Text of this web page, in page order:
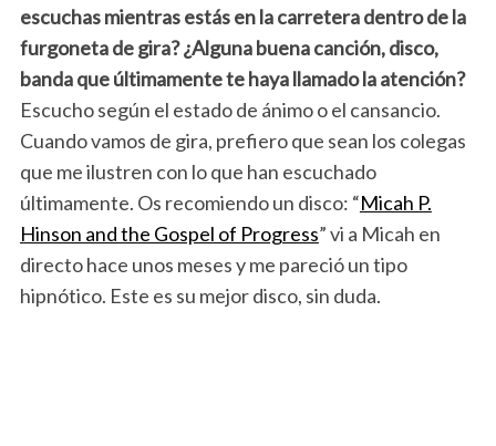
escuchas mientras estás en la carretera dentro de la
furgoneta de gira? ¿Alguna buena canción, disco,
banda que últimamente te haya llamado la atención?
Escucho según el estado de ánimo o el cansancio.
Cuando vamos de gira, prefiero que sean los colegas
que me ilustren con lo que han escuchado
últimamente. Os recomiendo un disco: “Micah P.
Hinson and the Gospel of Progress” vi a Micah en
directo hace unos meses y me pareció un tipo
hipnótico. Este es su mejor disco, sin duda.